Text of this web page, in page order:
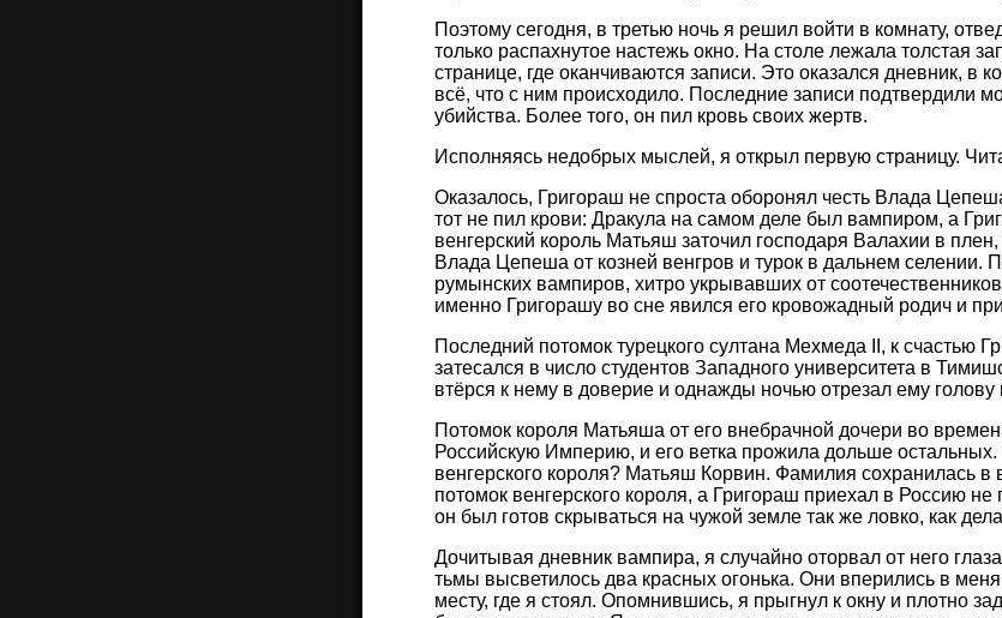
Поэтому сегодня, в третью ночь я решил войти в комнату,
только распахнутое настежь окно. На столе лежала толстая
странице, где оканчиваются записи. Это оказался дневник, в
всё, что с ним происходило. Последние записи подтвердили
убийства. Более того, он пил кровь своих жертв.
Исполняясь недобрых мыслей, я открыл первую страницу.
Оказалось, Григораш не спроста оборонял честь Влада
тот не пил крови: Дракула на самом деле был вампиром, а
венгерский король Матьяш заточил господаря Валахии в
Влада Цепеша от козней венгров и турок в дальнем
румынских вампиров, хитро укрывавших от
именно Григорашу во сне явился его кровожадный родич и
Последний потомок турецкого султана Мехмеда II, к счастью
затесался в число студентов Западного университета в
втёрся к нему в доверие и однажды ночью отрезал ему
Потомок короля Матьяша от его внебрачной дочери во
Российскую Империю, и его ветка прожила дольше
венгерского короля? Матьяш Корвин. Фамилия сохранилась в
потомок венгерского короля, а Григораш приехал в Россию
он был готов скрываться на чужой земле так же ловко, как
Дочитывая дневник вампира, я случайно оторвал от него
тьмы высветилось два красных огонька. Они вперились в
месту, где я стоял. Опомнившись, я прыгнул к окну и плотно